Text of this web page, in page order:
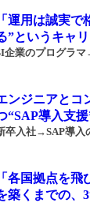
「運用は誠実
”というキャ
企業のプログラ
ンジニアとコ
“SAP導入支
卒入社→SAP導入
「各国拠点を
築くまでの、